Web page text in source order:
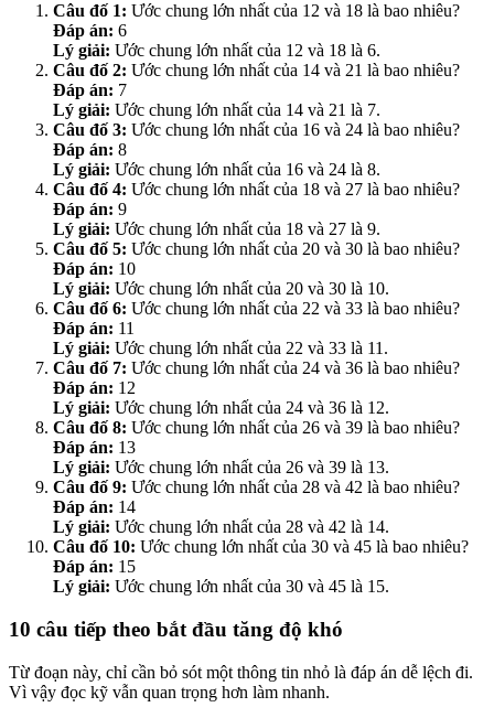
Câu đố 1: Ước chung lớn nhất của 12 và 18 là bao nhiêu?
Đáp án: 6
Lý giải: Ước chung lớn nhất của 12 và 18 là 6.
Câu đố 2: Ước chung lớn nhất của 14 và 21 là bao nhiêu?
Đáp án: 7
Lý giải: Ước chung lớn nhất của 14 và 21 là 7.
Câu đố 3: Ước chung lớn nhất của 16 và 24 là bao nhiêu?
Đáp án: 8
Lý giải: Ước chung lớn nhất của 16 và 24 là 8.
Câu đố 4: Ước chung lớn nhất của 18 và 27 là bao nhiêu?
Đáp án: 9
Lý giải: Ước chung lớn nhất của 18 và 27 là 9.
Câu đố 5: Ước chung lớn nhất của 20 và 30 là bao nhiêu?
Đáp án: 10
Lý giải: Ước chung lớn nhất của 20 và 30 là 10.
Câu đố 6: Ước chung lớn nhất của 22 và 33 là bao nhiêu?
Đáp án: 11
Lý giải: Ước chung lớn nhất của 22 và 33 là 11.
Câu đố 7: Ước chung lớn nhất của 24 và 36 là bao nhiêu?
Đáp án: 12
Lý giải: Ước chung lớn nhất của 24 và 36 là 12.
Câu đố 8: Ước chung lớn nhất của 26 và 39 là bao nhiêu?
Đáp án: 13
Lý giải: Ước chung lớn nhất của 26 và 39 là 13.
Câu đố 9: Ước chung lớn nhất của 28 và 42 là bao nhiêu?
Đáp án: 14
Lý giải: Ước chung lớn nhất của 28 và 42 là 14.
Câu đố 10: Ước chung lớn nhất của 30 và 45 là bao nhiêu?
Đáp án: 15
Lý giải: Ước chung lớn nhất của 30 và 45 là 15.
10 câu tiếp theo bắt đầu tăng độ khó
Từ đoạn này, chỉ cần bỏ sót một thông tin nhỏ là đáp án dễ lệch đi.
Vì vậy đọc kỹ vẫn quan trọng hơn làm nhanh.